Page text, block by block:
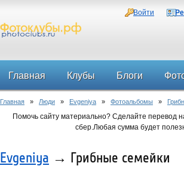
Войти
Главная Клубы Блоги
Форум
Главная » Люди » Evgeniya » Фотоальбомы »
Помочь сайту материально? Сделайте перевод
сбер.Любая сумма будет
Evgeniya → Грибные семейки